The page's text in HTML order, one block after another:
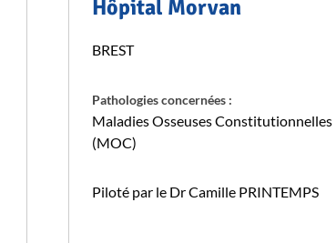
Hôpital Morvan
BREST
Pathologies concernées :
Maladies Osseuses Constitutionnelles
(MOC)
Piloté par le Dr Camille PRINTEMPS